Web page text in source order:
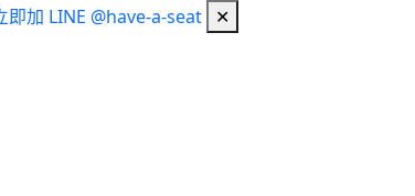
即加 LINE @have-a-seat
✕